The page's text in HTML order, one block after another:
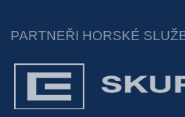
PARTNEŘI HORSKÉ